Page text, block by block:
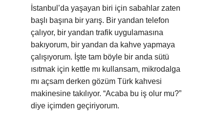
İstanbul’da yaşayan biri için sabahlar zaten
başlı başına bir yarış. Bir yandan telefon
çalıyor, bir yandan trafik uygulamasına
bakıyorum, bir yandan da kahve yapmaya
çalışıyorum. İşte tam böyle bir anda sütü
ısıtmak için kettle mı kullansam, mikrodalga
mı açsam derken gözüm Türk kahvesi
makinesine takılıyor. “Acaba bu iş olur mu?”
diye içimden geçiriyorum.